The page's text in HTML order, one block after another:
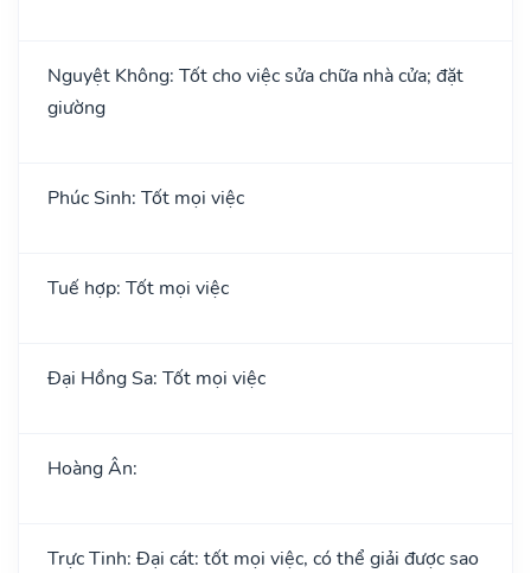
Nguyệt Không: Tốt cho việc sửa chữa nhà cửa; đặt
giường
Phúc Sinh: Tốt mọi việc
Tuế hợp: Tốt mọi việc
Đại Hồng Sa: Tốt mọi việc
Hoàng Ân:
Trực Tinh: Đại cát: tốt mọi việc, có thể giải được sao